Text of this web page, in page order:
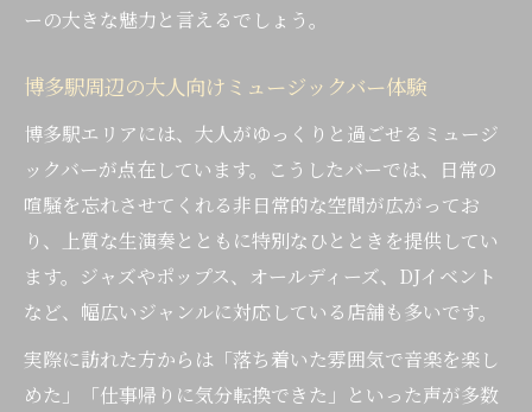
ーの大きな魅力と言えるでしょう。
博多駅周辺の大人向けミュージックバー体験
博多駅エリアには、大人がゆっくりと過ごせるミュージ
ックバーが点在しています。こうしたバーでは、日常の
喧騒を忘れさせてくれる非日常的な空間が広がってお
り、上質な生演奏とともに特別なひとときを提供してい
ます。ジャズやポップス、オールディーズ、DJイベント
など、幅広いジャンルに対応している店舗も多いです。
実際に訪れた方からは「落ち着いた雰囲気で音楽を楽し
めた」「仕事帰りに気分転換できた」といった声が多数